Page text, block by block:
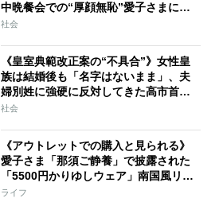
中晩餐会での“厚顔無恥”愛子さまに近
づきハイテンションで会話、小泉進次
社会
《皇室典範改正案の“不具合”》女性皇
族は結婚後も「名字はないまま」、夫
婦別姓に強硬に反対してきた高市首相
の“大いなる矛盾”
社会
《アウトレットでの購入と見られる》
愛子さま「那須ご静養」で披露された
「5500円かりゆしウェア」南国風リン
クコーデ
ライフ